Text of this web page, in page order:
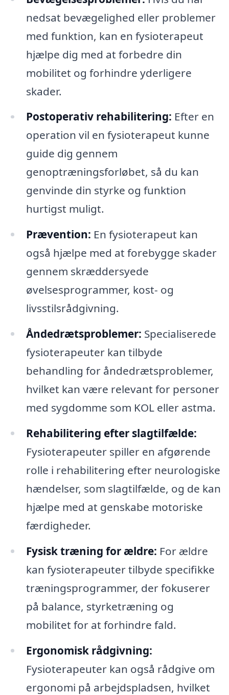
nedsat bevægelighed eller problemer
med funktion, kan en fysioterapeut
hjælpe dig med at forbedre din
mobilitet og forhindre yderligere
skader.
Postoperativ rehabilitering: Efter en
operation vil en fysioterapeut kunne
guide dig gennem
genoptræningsforløbet, så du kan
genvinde din styrke og funktion
hurtigst muligt.
Prævention: En fysioterapeut kan
også hjælpe med at forebygge skader
gennem skræddersyede
øvelsesprogrammer, kost- og
livsstilsrådgivning.
Åndedrætsproblemer: Specialiserede
fysioterapeuter kan tilbyde
behandling for åndedrætsproblemer,
hvilket kan være relevant for personer
med sygdomme som KOL eller astma.
Rehabilitering efter slagtilfælde:
Fysioterapeuter spiller en afgørende
rolle i rehabilitering efter neurologiske
hændelser, som slagtilfælde, og de kan
hjælpe med at genskabe motoriske
færdigheder.
Fysisk træning for ældre: For ældre
kan fysioterapeuter tilbyde specifikke
træningsprogrammer, der fokuserer
på balance, styrketræning og
mobilitet for at forhindre fald.
Ergonomisk rådgivning:
Fysioterapeuter kan også rådgive om
ergonomi på arbejdspladsen, hvilket